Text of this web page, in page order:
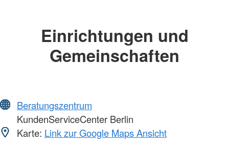
Einrichtungen und
Gemeinschaften
Beratungszentrum
KundenServiceCenter Berlin
Karte: Link zur Google Maps Ansicht